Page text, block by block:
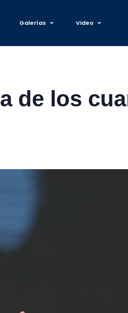
Galerías Video
de los